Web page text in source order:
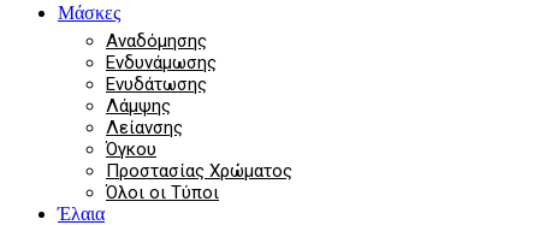
Μάσκες
Αναδόμησης
Ενδυνάμωσης
Ενυδάτωσης
Λάμψης
Λείανσης
Όγκου
Προστασίας Χρώματος
Όλοι οι Τύποι
Έλαια